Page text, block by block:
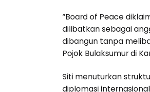
“Board of Peace
dilibatkan sebagai
dibangun tanpa
Pojok Bulaksumur di
Siti menuturkan
diplomasi